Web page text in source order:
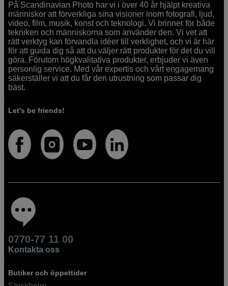
På Scandinavian Photo har vi i över 40 år hjälpt kreativa
människor att förverkliga sina visioner inom fotografi, ljud,
video, film, musik, konst och teknologi. Vi brinner för både
tekniken och människorna som använder den. Vi vet att
rätt verktyg kan förvandla idéer till verklighet, och vi är här
för att guida dig så att du väljer rätt produkter för det du vill
göra. Förutom högkvalitativa produkter, erbjuder vi även
personlig service. Med vår expertis och vårt engagemang
säkerställer vi att du får den utrustning som passar dig
bäst.
Let's be friends!
0770-77 11 00
Kontakta oss
Butiker och öppettider